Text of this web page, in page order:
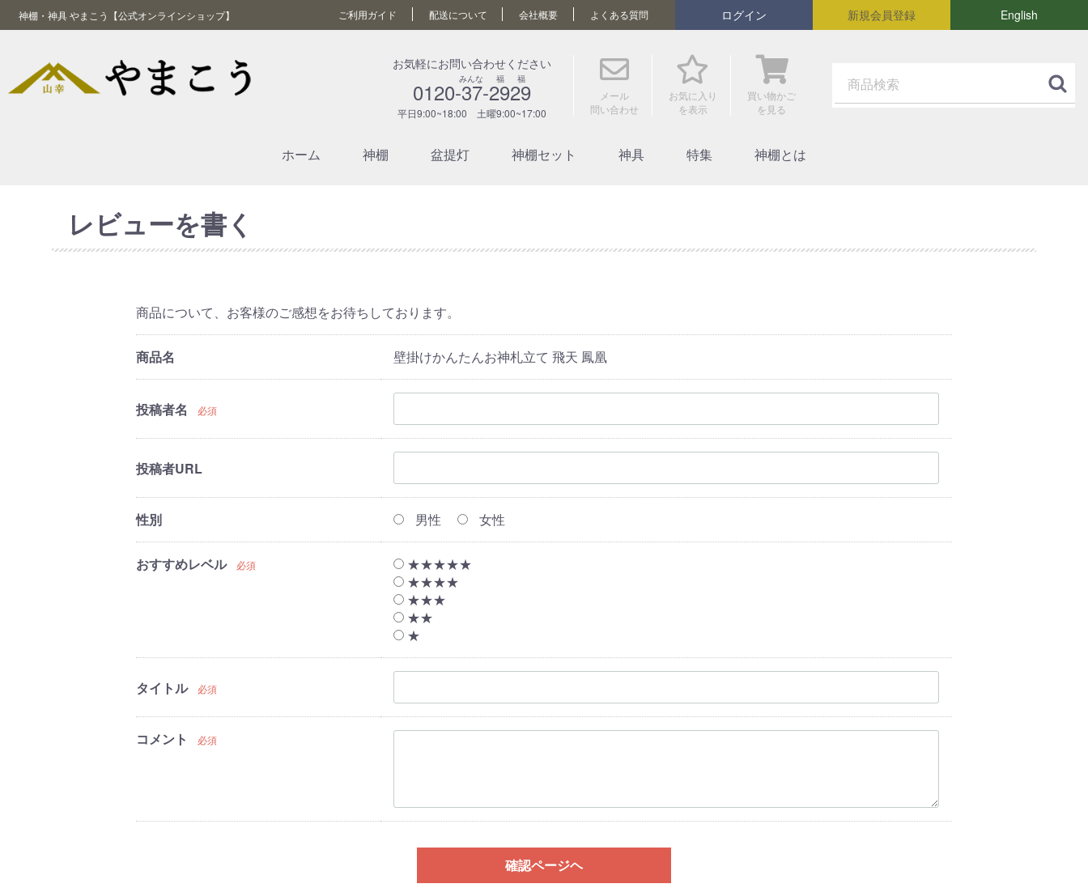
神棚・神具 やまこう【公式オンラインショップ】 English
新規会員登録
ログイン
ご利用ガイド 配送について 会社概要 よくある質問
メール
問い合わせ
お気に入り
を表示
買い物かご
を見る
お気軽にお問い合わせください
みんな 福 福
0120-37-2929
平日9:00~18:00 土曜9:00~17:00
ホーム 神棚 盆提灯 神棚セット 神具 特集 神棚とは
レビューを書く
商品について、お客様のご感想をお待ちしております。
商品名 壁掛けかんたんお神札立て 飛天 鳳凰
投稿者名 必須
投稿者URL
性別 男性 女性
おすすめレベル 必須
★★★★★
★★★★
★★★
★★
★
タイトル 必須
コメント 必須
確認ページヘ